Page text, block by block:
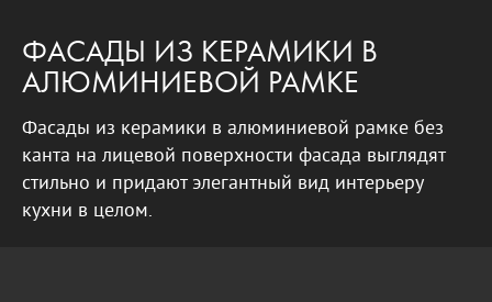
ФАСАДЫ ИЗ КЕРАМИКИ В
АЛЮМИНИЕВОЙ РАМКЕ
Фасады из керамики в алюминиевой рамке без
канта на лицевой поверхности фасада выглядят
стильно и придают элегантный вид интерьеру
кухни в целом.